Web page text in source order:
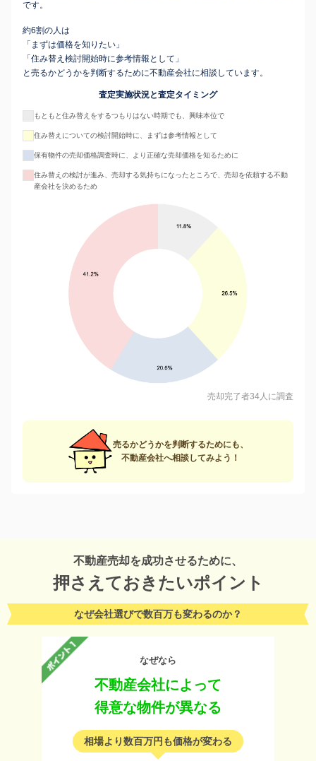
です。
約6割の人は
「まずは価格を知りたい」
「住み替え検討開始時に参考情報として」
と売るかどうかを判断するために不動産会社に相談しています。
査定実施状況と査定タイミング
もともと住み替えをするつもりはない時期でも、興味本位で
住み替えについての検討開始時に、まずは参考情報として
保有物件の売却価格調査時に、より正確な売却価格を知るために
住み替えの検討が進み、売却する気持ちになったところで、売却を依頼する不動
産会社を決めるため
売却完了者34人に調査
売るかどうかを判断するためにも、
不動産会社へ相談してみよう！
不動産売却を成功させるために、
押さえておきたいポイント
なぜ会社選びで数百万も変わるのか？
なぜなら
不動産会社によって
得意な物件が異なる
相場より数百万円も価格が変わる